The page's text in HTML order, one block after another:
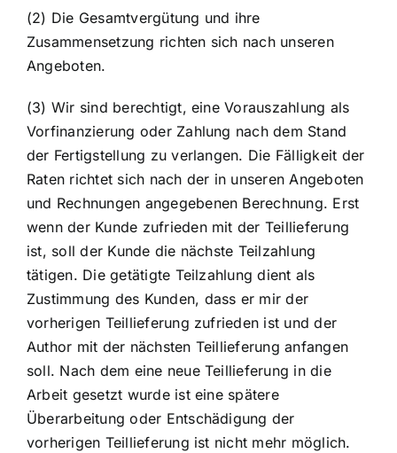
(2) Die Gesamtvergütung und ihre
Zusammensetzung richten sich nach unseren
Angeboten.
(3) Wir sind berechtigt, eine Vorauszahlung als
Vorfinanzierung oder Zahlung nach dem Stand
der Fertigstellung zu verlangen. Die Fälligkeit der
Raten richtet sich nach der in unseren Angeboten
und Rechnungen angegebenen Berechnung. Erst
wenn der Kunde zufrieden mit der Teillieferung
ist, soll der Kunde die nächste Teilzahlung
tätigen. Die getätigte Teilzahlung dient als
Zustimmung des Kunden, dass er mir der
vorherigen Teillieferung zufrieden ist und der
Author mit der nächsten Teillieferung anfangen
soll. Nach dem eine neue Teillieferung in die
Arbeit gesetzt wurde ist eine spätere
Überarbeitung oder Entschädigung der
vorherigen Teillieferung ist nicht mehr möglich.